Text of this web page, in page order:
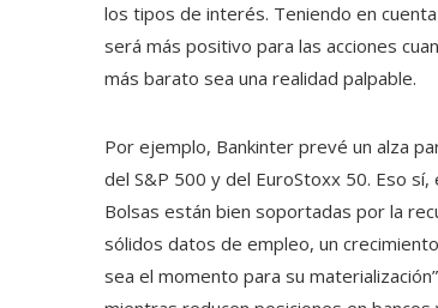
los tipos de interés. Teniendo en
será más positivo para las acciones
más barato sea una realidad palpable.
Por ejemplo, Bankinter prevé un alza
del S&P 500 y del Euro­Stoxx 50. Eso
Bolsas están bien soportadas por la
sólidos datos de empleo, un
sea el momento para su